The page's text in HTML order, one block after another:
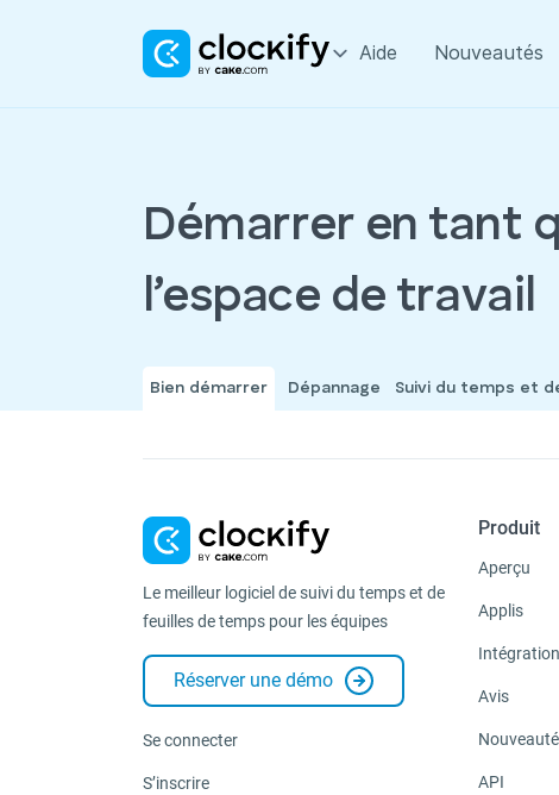
Aide Nouveautés
Démarrer en tant
l’espace de travail
Bien démarrer Suivi du temps et
Dépannage
Le meilleur logiciel de suivi du temps et de
feuilles de temps pour les équipes
Réserver une démo
Se connecter
S’inscrire
Produit
Aperçu
Applis
Avis
API